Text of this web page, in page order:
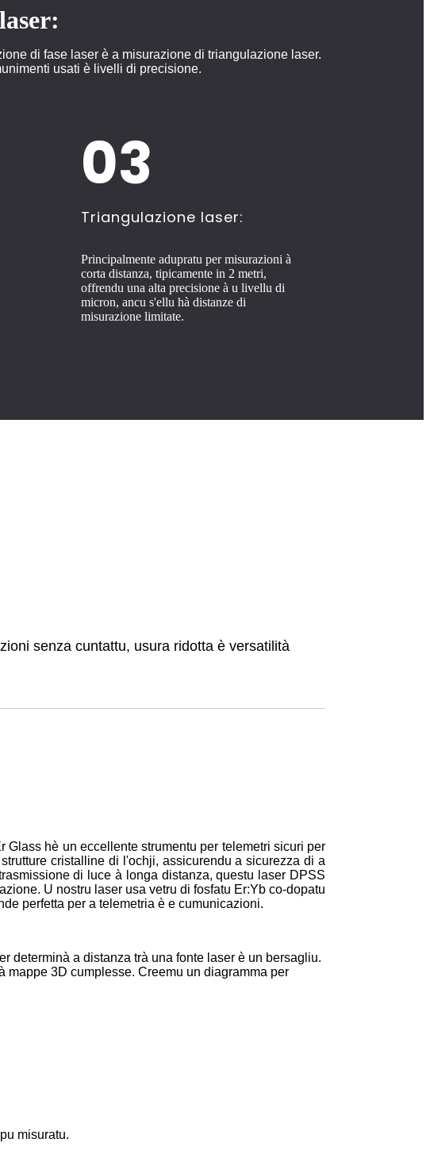
di fase laser è a misurazione di triangulazione laser.
usati è livelli di precisione.
03
Triangulazione laser:
Principalmente adupratu per misurazioni à
corta distanza, tipicamente in 2 metri,
offrendu una alta precisione à u livellu di
micron, ancu s'ellu hà distanze di
misurazione limitate.
senza cuntattu, usura ridotta è versatilità
Glass hè un eccellente strumentu per telemetri sicuri per
cristalline di l'ochji, assicurendu a sicurezza di a
di luce à longa distanza, questu laser DPSS
U nostru laser usa vetru di fosfatu Er:Yb co-dopatu
perfetta per a telemetria è e cumunicazioni.
determinà a distanza trà una fonte laser è un bersagliu.
3D cumplesse. Creemu un diagramma per
misuratu.